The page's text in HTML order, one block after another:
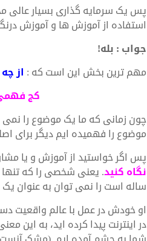
پس یک سرمایه گذاری بسیار عالی
استفاده از آموزش ها و آموزش
جواب : بله!
مهم ترین بخش این است که : از
کج
چون زمانی که ما یک موضوع را نمی
موضوع را فهمیده ایم دیگر برای
پس اگر خواستید از آموزش و یا
نگاه کنید. یعنی شخصی را که تنها
ساله است را نمی توان به عنوان
او خودش در عمل با عالم واقعیت
در اینترنت پیدا کرده اید، به این